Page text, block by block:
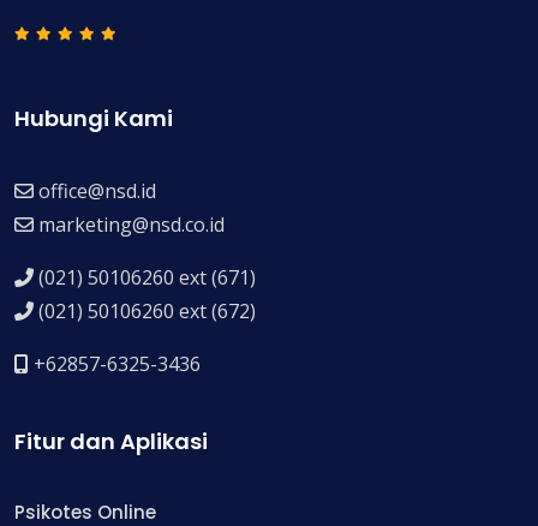
Hubungi Kami
office@nsd.id
marketing@nsd.co.id
(021) 50106260 ext (671)
(021) 50106260 ext (672)
+62857-6325-3436
Fitur dan Aplikasi
Psikotes Online